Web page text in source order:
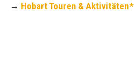
→ Hobart Touren & Aktivitäten*